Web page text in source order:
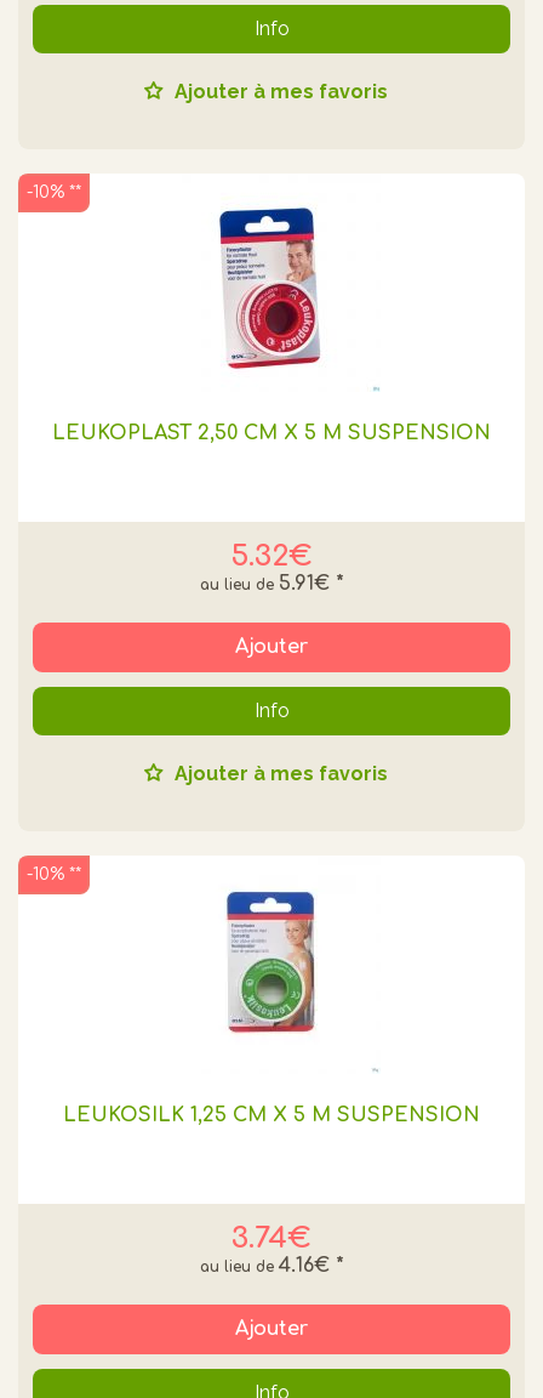
Info
Ajouter à mes favoris
LEUKOPLAST 2,50 CM X 5 M SUSPENSION
5.32€
5.91€ *
-10% **
Ajouter
Info
Ajouter à mes favoris
LEUKOSILK 1,25 CM X 5 M SUSPENSION
3.74€
4.16€ *
-10% **
Ajouter
Info